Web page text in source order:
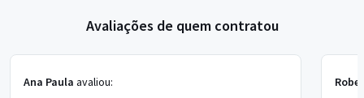
Avaliações de quem contratou
Ana Paula avaliou: